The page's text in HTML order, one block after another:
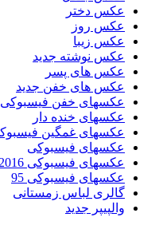
عکس دختر
عکس روز
عکس زیبا
عکس نوشته جدید
عکس های پسر
عکس های خفن جدید
عکسهای خفن فیسبوکی
عکسهای خنده دار
عکسهای غمگین
عکسهای فیسبوکی
عکسهای فیسبوکی 2016
عکسهای فیسبوکی 95
گالری لباس زمستانی
والپیپر جدید